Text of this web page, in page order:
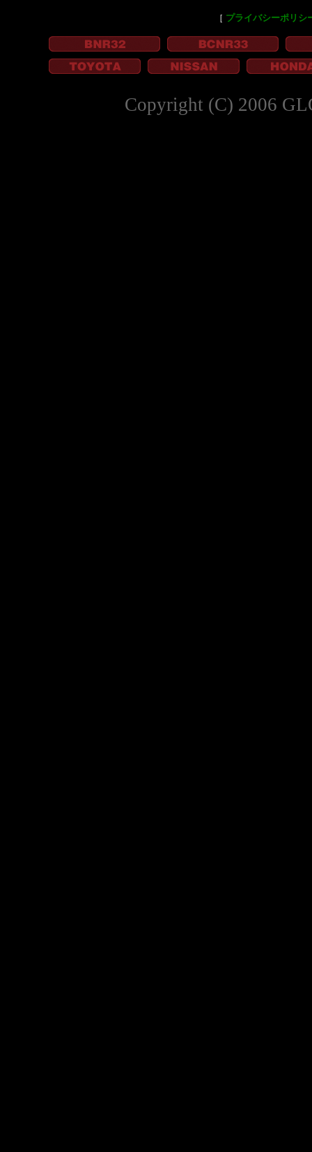
［ プライバシーポリシ
Copyright (C) 2006